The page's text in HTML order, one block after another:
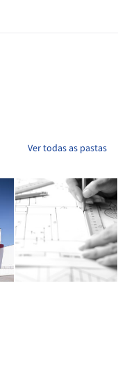
Ver todas as pastas